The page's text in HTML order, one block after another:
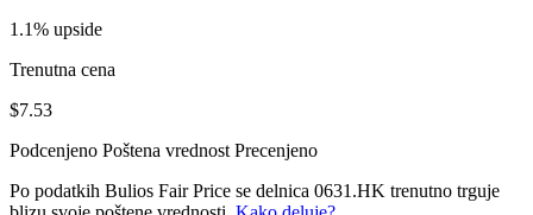
1.1% upside
Trenutna cena
$7.53
Podcenjeno Poštena vrednost Precenjeno
Po podatkih Bulios Fair Price se delnica 0631.HK trenutno trguje